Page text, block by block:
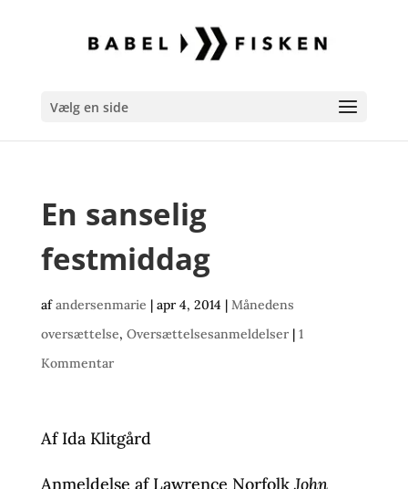
Vælg en side
En sanselig
festmiddag
afandersenmarie | apr 4, 2014 | Månedens
oversættelse, Oversættelsesanmeldelser| 1
Kommentar
Af Ida Klitgård
Anmeldelse af Lawrence NorfolkJohn